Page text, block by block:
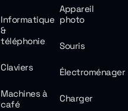
Appareil
photo
Informatique
&
téléphonie
Souris
Claviers
Électroménager
Machines à
café
Charger